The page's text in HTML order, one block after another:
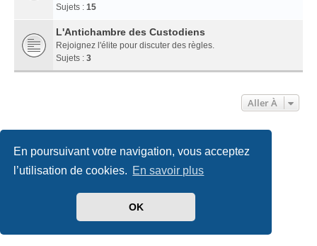
En poursuivant votre navigation, vous acceptez
l’utilisation de cookies. En savoir plus
OK
Sujets : 15
L'Antichambre des Custodiens
Rejoignez l'élite pour discuter des règles.
Sujets : 3
Aller À
Accueil Index du forum Nous contacter
Développé parphpBB® Forum Software © phpBB Limited
created by INVENTEA & v12mike